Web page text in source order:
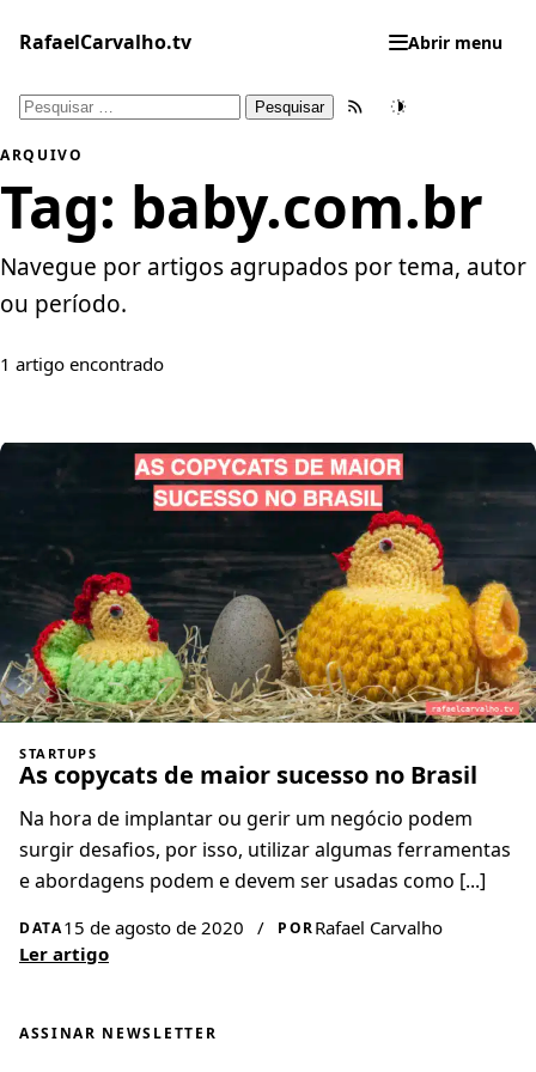
para
conteúdo
RafaelCarvalho.tv Abrir menu
Pesquisar
Feed RSSTema
ARQUIVO
Tag: baby.com.br
Navegue por artigos agrupados por tema, autor
ou período.
1 artigo encontrado
STARTUPS
As copycats de maior sucesso no Brasil
Na hora de implantar ou gerir um negócio podem
surgir desafios, por isso, utilizar algumas ferramentas
e abordagens podem e devem ser usadas como [...]
DATA15 de agosto de 2020 / PORRafael Carvalho
Ler artigo
ASSINAR NEWSLETTER